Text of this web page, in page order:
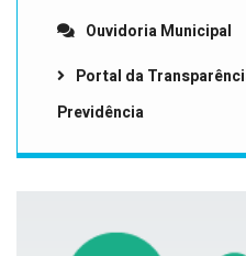
Ouvidoria Municipal
Portal da
Previdência